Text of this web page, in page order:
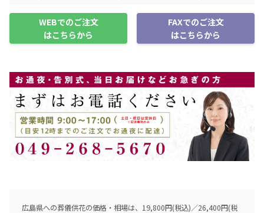
WEBでのご注文
はこちらから
FAXでのご注文
はこちらから
広島県への葬儀供花の価格・相場は、19,800円(税込)／26,400円(税